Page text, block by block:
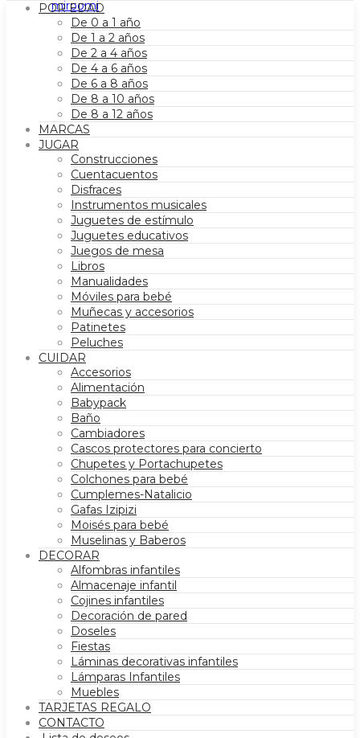
POR EDAD
De 0 a 1 año
De 1 a 2 años
De 2 a 4 años
De 4 a 6 años
De 6 a 8 años
De 8 a 10 años
De 8 a 12 años
MARCAS
JUGAR
Construcciones
Cuentacuentos
Disfraces
Instrumentos musicales
Juguetes de estímulo
Juguetes educativos
Juegos de mesa
Libros
Manualidades
Móviles para bebé
Muñecas y accesorios
Patinetes
Peluches
CUIDAR
Accesorios
Alimentación
Babypack
Baño
Cambiadores
Cascos protectores para concierto
Chupetes y Portachupetes
Colchones para bebé
Cumplemes-Natalicio
Gafas Izipizi
Moisés para bebé
Muselinas y Baberos
DECORAR
Alfombras infantiles
Almacenaje infantil
Cojines infantiles
Decoración de pared
Doseles
Fiestas
Láminas decorativas infantiles
Lámparas Infantiles
Muebles
TARJETAS REGALO
CONTACTO